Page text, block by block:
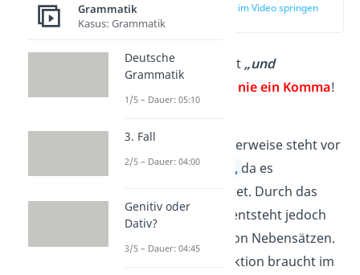
zur Stelle im Video springen
Vor die Worteinheit„und
nie ein Komma!
Warum?
Erklärung:
Normalerweise steht vor
„dass“einKomma, da es
einleitet. Durch das
Bindewort
entsteht jedoch
von Nebensätzen.
Diese Satzkonstruktion braucht im
Grammatik
Kasus: Grammatik
Deutsche
Grammatik
1/5 – Dauer: 05:10
3. Fall
2/5 – Dauer: 04:00
Genitiv oder
Dativ?
3/5 – Dauer: 04:45